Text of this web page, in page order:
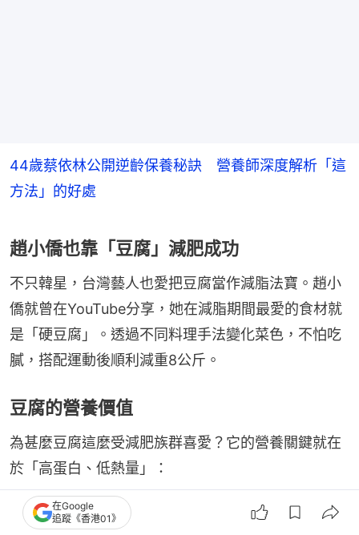
44歲蔡依林公開逆齡保養秘訣 營養師深度解析「這
方法」的好處
趙小僑也靠「豆腐」減肥成功
不只韓星，台灣藝人也愛把豆腐當作減脂法寶。趙小
僑就曾在YouTube分享，她在減脂期間最愛的食材就
是「硬豆腐」。透過不同料理手法變化菜色，不怕吃
膩，搭配運動後順利減重8公斤。
豆腐的營養價值
為甚麼豆腐這麼受減肥族群喜愛？它的營養關鍵就在
於「高蛋白、低熱量」：
1. 低熱量高蛋白
在Google
追蹤《香港01》